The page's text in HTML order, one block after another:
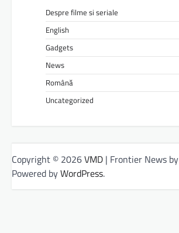
Despre filme si seriale
English
Gadgets
News
Română
Uncategorized
Copyright © 2026VMD | Frontier News by
Powered byWordPress.